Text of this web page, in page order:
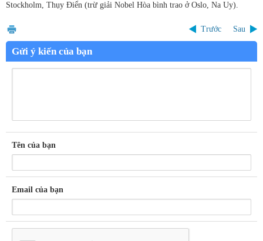
Stockholm, Thụy Điển (trừ giải Nobel Hòa bình trao ở Oslo, Na Uy).
Trước Sau
Gửi ý kiến của bạn
Tên của bạn
Email của bạn